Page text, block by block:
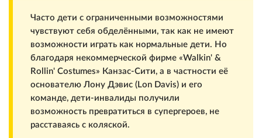
Часто дети с ограниченными возможностями
чувствуют себя обделёнными, так как не имеют
возможности играть как нормальные дети. Но
благодаря некоммерческой фирме «Walkin' &
Rollin' Costumes» Канзас-Сити, а в частности её
основателю Лону Дэвис (Lon Davis) и его
команде, дети-инвалиды получили
возможность превратиться в супергероев, не
расставаясь с коляской.